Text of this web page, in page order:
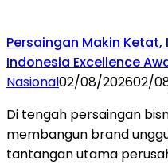
Persaingan Makin Ketat,
Indonesia Excellence
Nasional02/08/202602/
Di tengah persaingan
membangun brand
tantangan utama